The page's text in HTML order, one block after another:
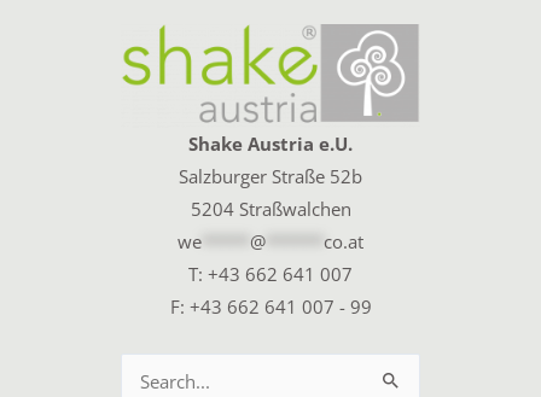
Shake Austria e.U.
Salzburger Straße 52b
5204 Straßwalchen
we
@
co.at
T: +43 662 641 007
F: +43 662 641 007 - 99
Suchen